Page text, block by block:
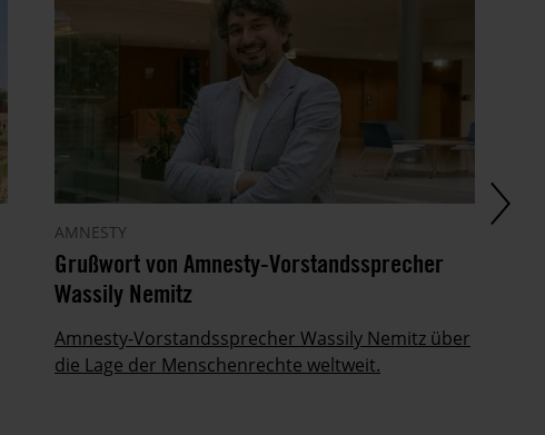
AMNESTY
Grußwort von Amnesty-Vorstandssprecher
Wassily Nemitz
Amnesty-Vorstandssprecher Wassily Nemitz über
die Lage der Menschenrechte weltweit.